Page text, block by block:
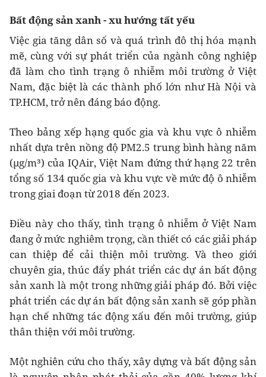
Bất động sản xanh - xu hướng tất yếu
Việc gia tăng dân số và quá trình đô thị hóa mạnh
mẽ, cùng với sự phát triển của ngành công nghiệp
đã làm cho tình trạng ô nhiễm môi trường ở Việt
Nam, đặc biệt là các thành phố lớn như Hà Nội và
TP.HCM, trở nên đáng báo động.
Theo bảng xếp hạng quốc gia và khu vực ô nhiễm
nhất dựa trên nồng độ PM2.5 trung bình hàng năm
(μg/m³) của IQAir, Việt Nam đứng thứ hạng 22 trên
tổng số 134 quốc gia và khu vực về mức độ ô nhiễm
trong giai đoạn từ 2018 đến 2023.
Điều này cho thấy, tình trạng ô nhiễm ở Việt Nam
đang ở mức nghiêm trọng, cần thiết có các giải pháp
can thiệp để cải thiện môi trường. Và theo giới
chuyên gia, thúc đẩy phát triển các dự án bất động
sản xanh là một trong những giải pháp đó. Bởi việc
phát triển các dự án bất động sản xanh sẽ góp phần
hạn chế những tác động xấu đến môi trường, giúp
thân thiện với môi trường.
Một nghiên cứu cho thấy, xây dựng và bất động sản